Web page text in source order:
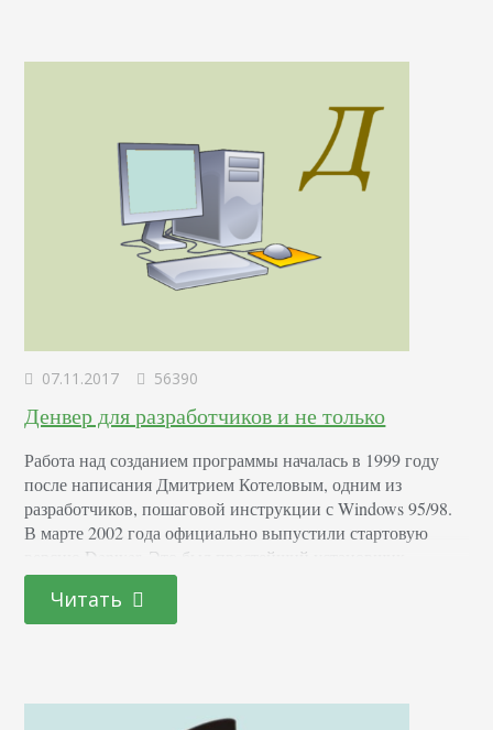
07.11.2017 56390
Денвер для разработчиков и не только
Работа над созданием программы началась в 1999 году
после написания Дмитрием Котеловым, одним из
разработчиков, пошаговой инструкции с Windows 95/98.
В марте 2002 года официально выпустили стартовую
версию Denwer. Это был простейший установщик,
копирующий документы и файлы в указываемую папку и
добавляющий соответствующий ярлык в Windows-
автозагрузка. Долгое время людям, далеким от
Читать